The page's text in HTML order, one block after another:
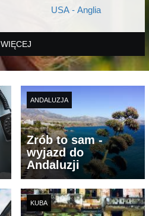
USA - Anglia
WIĘCEJ
ANDALUZJA
Zrób to sam -
wyjazd do
Andaluzji
KUBA